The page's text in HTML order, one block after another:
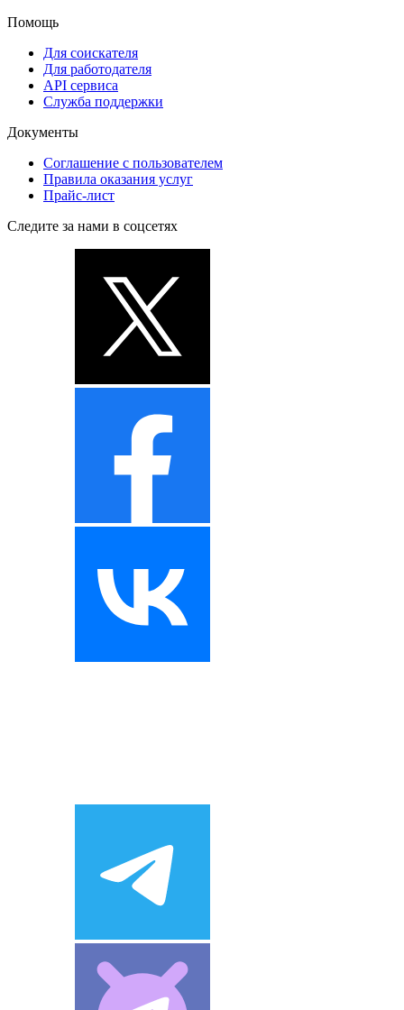
Помощь
Для соискателя
Для работодателя
API сервиса
Служба поддержки
Документы
Соглашение с пользователем
Правила оказания услуг
Прайс-лист
Следите за нами в соцсетях